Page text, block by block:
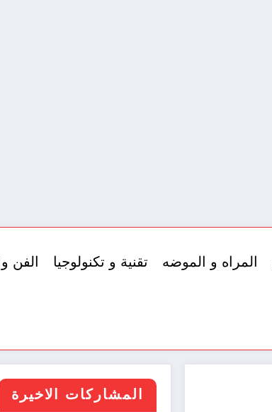
المراه و الموضه تقنية و تكنولوجيا الفن
المشاركات الاخيرة